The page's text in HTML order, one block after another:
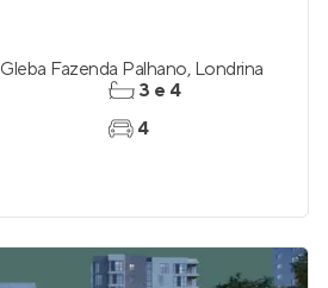
Gleba Fazenda Palhano, Londrina
3 e 4
4